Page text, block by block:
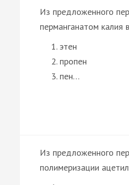
Из предложенного
перманганатом калия
этен
пропен
пен…
Из предложенного
полимеризации